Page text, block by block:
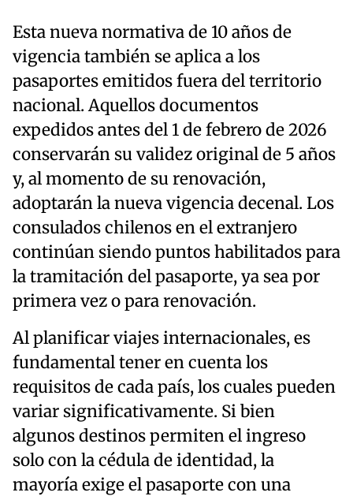
Esta nueva normativa de 10 años de
vigencia también se aplica a los
pasaportes emitidos fuera del territorio
nacional. Aquellos documentos
expedidos antes del 1 de febrero de 2026
conservarán su validez original de 5 años
y, al momento de su renovación,
adoptarán la nueva vigencia decenal. Los
consulados chilenos en el extranjero
continúan siendo puntos habilitados para
la tramitación del pasaporte, ya sea por
primera vez o para renovación.
Al planificar viajes internacionales, es
fundamental tener en cuenta los
requisitos de cada país, los cuales pueden
variar significativamente. Si bien
algunos destinos permiten el ingreso
solo con la cédula de identidad, la
mayoría exige el pasaporte con una